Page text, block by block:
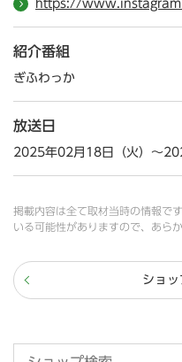
https://
紹介番組
ぎふわっか
放送日
2025年02月18日（火）～
掲載内容は全て取材当時の情報で
いる可能性がありますので、あら
ショ